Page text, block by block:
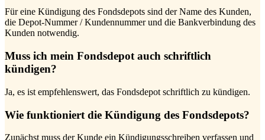
Für eine Kündigung des Fondsdepots sind der Name des Kunden,
die Depot-Nummer / Kundennummer und die Bankverbindung des
Kunden notwendig.
Muss ich mein Fondsdepot auch schriftlich
kündigen?
Ja, es ist empfehlenswert, das Fondsdepot schriftlich zu kündigen.
Wie funktioniert die Kündigung des Fondsdepots?
Zunächst muss der Kunde ein Kündigungsschreiben verfassen und